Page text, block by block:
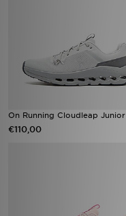
On Running Cloudleap Junior
€110,00